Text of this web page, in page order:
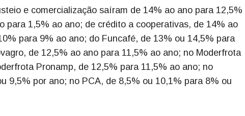
e comercialização saíram de 14% ao ano para 12,5%
para 1,5% ao ano; de crédito a cooperativas, de 14% ao
para 9% ao ano; do Funcafé, de 13% ou 14,5% para
de 12,5% ao ano para 11,5% ao ano; no Moderfrota
Pronamp, de 12,5% para 11,5% ao ano; no
9,5% por ano; no PCA, de 8,5% ou 10,1% para 8% ou